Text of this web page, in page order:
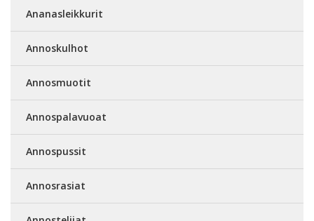
Ananasleikkurit
Annoskulhot
Annosmuotit
Annospalavuoat
Annospussit
Annosrasiat